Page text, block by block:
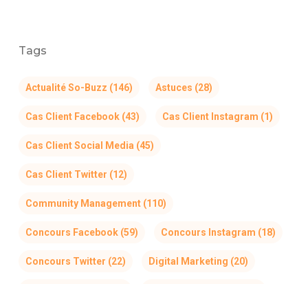
Tags
Actualité So-Buzz (146) Astuces (28)
Cas Client Facebook(43) Cas Client Instagram (1)
Cas Client Social Media (45)
Cas Client Twitter (12)
Community Management(110)
Concours Facebook(59) Concours Instagram (18)
Concours Twitter (22) Digital Marketing (20)